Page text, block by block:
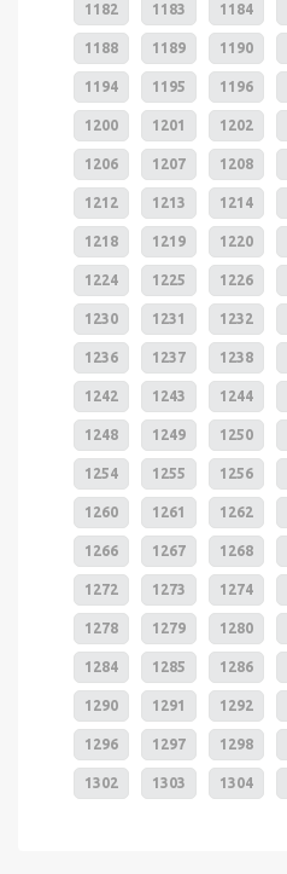
1182 1183 1184
1188 1189 1190
1194 1195 1196
1200 1201 1202
1206 1207 1208
1212 1213 1214
1218 1219 1220
1224 1225 1226
1230 1231 1232
1236 1237 1238
1242 1243 1244
1248 1249 1250
1254 1255 1256
1260 1261 1262
1266 1267 1268
1272 1273 1274
1278 1279 1280
1284 1285 1286
1290 1291 1292
1296 1297 1298
1302 1303 1304